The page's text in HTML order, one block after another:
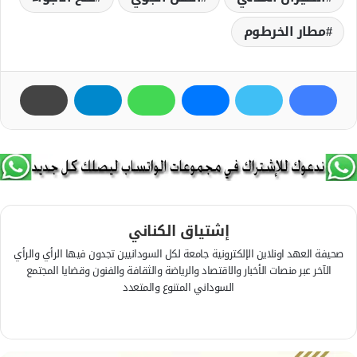
مطار الخرطوم
إشتياق الكناني
صحيفة العهد اونلاين الإلكترونية جامعة لكل السودانيين تجدون فيها الرأي والرأي
الآخر عبر منصات الأخبار والاقتصاد والرياضة والثقافة والفنون وقضايا المجتمع
السوداني المتنوع والمتعدد
م